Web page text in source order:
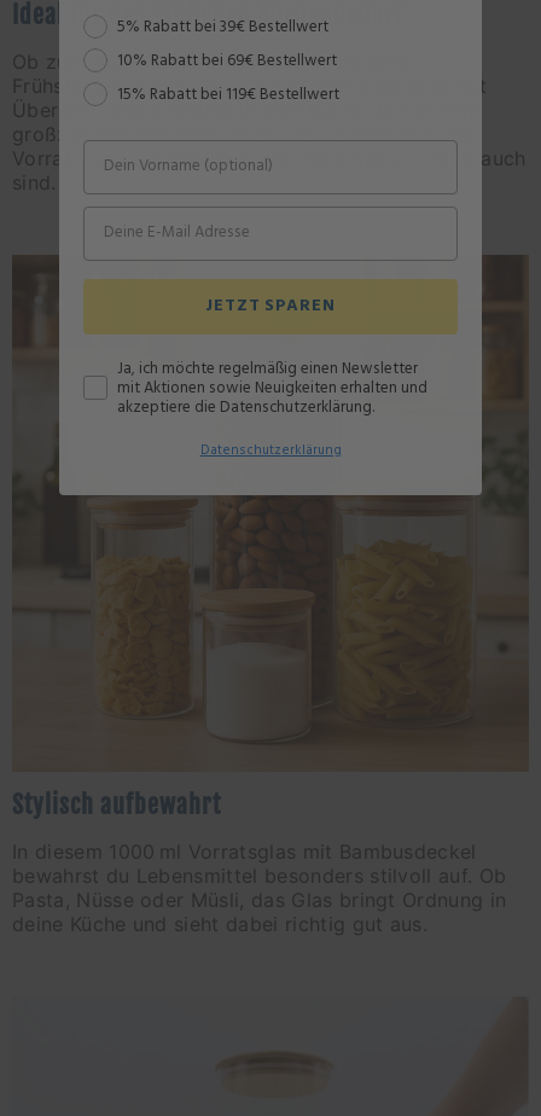
Ideal für den täglichen Küchenbedarf
Ob zum Aufbewahren von Reis, Mehl oder
Frühstücksflocken, das 1000 ml Vorratsglas bringt
Übersicht und Ordnung in jede Küche. Mit seinem
großzügigen Volumen ist es wie gemacht für den
Vorrat von Lebensmitteln, die regelmäßig in Gebrauch
sind.
Stylisch aufbewahrt
In diesem 1000 ml Vorratsglas mit Bambusdeckel
bewahrst du Lebensmittel besonders stilvoll auf. Ob
Pasta, Nüsse oder Müsli, das Glas bringt Ordnung in
deine Küche und sieht dabei richtig gut aus.
Rabattstaffel
5% Rabatt bei 39€ Bestellwert
10% Rabatt bei 69€ Bestellwert
15% Rabatt bei 119€ Bestellwert
JETZT SPAREN
Ja, ich möchte regelmäßig einen Newsletter
mit Aktionen sowie Neuigkeiten erhalten und
akzeptiere die Datenschutzerklärung.
Datenschutzerklärung